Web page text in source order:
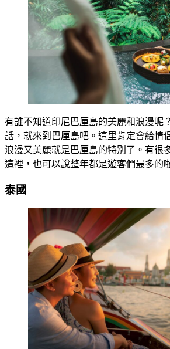
有誰不知道印尼巴厘島的美麗和浪漫呢
話，就來到巴厘島吧。這里肯定會給情
浪漫又美麗就是巴厘島的特別了。有很
這裡，也可以說整年都是遊客們最多的
泰國